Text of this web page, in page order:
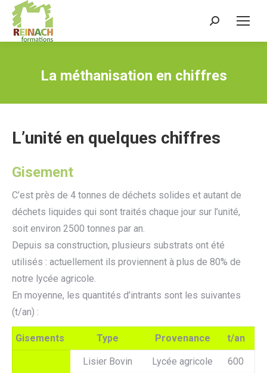
Recherche
:
La méthanisation en chiffres
L’unité en quelques chiffres
Gisement
C’est près de 4 tonnes de déchets solides et autant de
déchets liquides qui sont traités chaque jour sur l’unité,
soit environ 2500 tonnes par an.
Depuis sa construction, plusieurs substrats ont été
utilisés : actuellement ils proviennent à plus de 80% de
notre lycée agricole.
En moyenne, les quantités d’intrants sont les suivantes
(t/an) :
Gisements Type Provenance t/an
Lisier Bovin Lycée agricole 600